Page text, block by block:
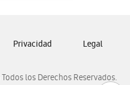
los Derechos Reservados.
Privacidad Legal